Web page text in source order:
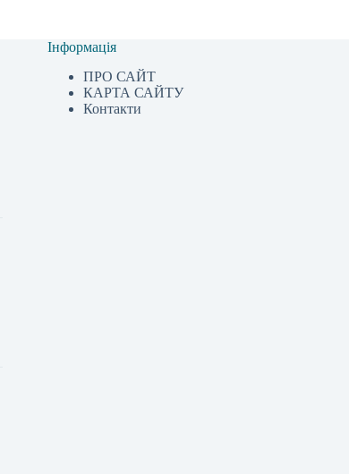
Інформація
ПРО САЙТ
КАРТА САЙТУ
Контакти